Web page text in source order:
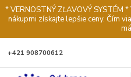
* VERNOSTNÝ ZĽAVOVÝ SYSTÉM
nákupmi získajte lepšie ceny. Čím
+421 908700612